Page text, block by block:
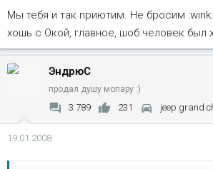
Мы тебя и так приютим. Не бросим
хошь с Окой, главное, шоб человек был
ЭндрюС
продал душу мопару :)
3 789 231 jeep grand
19.01.2008